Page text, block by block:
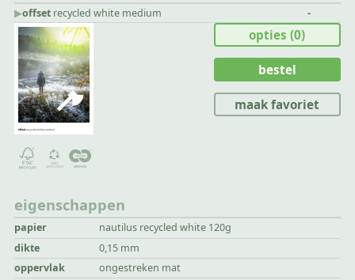
▶︎offset recycled white medium -
eigenschappen
papier
nautilus recycled white 120g
dikte
0,15 mm
oppervlak
ongestreken mat
opties(0)
bestel
maak favoriet